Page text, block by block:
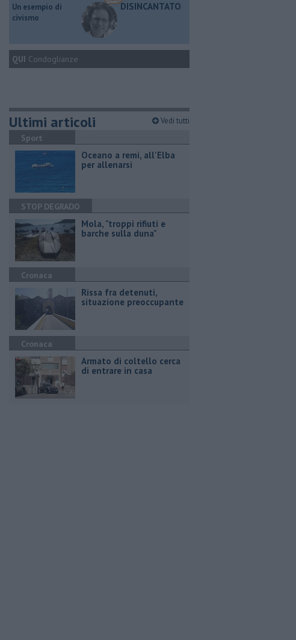
​Un esempio di
civismo
DISINCANTATO
QUI Condoglianze
Ultimi articoli Vedi tutti
Sport
Oceano a remi, all'Elba
per allenarsi
STOP DEGRADO
Mola, "troppi rifiuti e
barche sulla duna"
Cronaca
Rissa fra detenuti,
situazione preoccupante
Cronaca
Armato di coltello cerca
di entrare in casa